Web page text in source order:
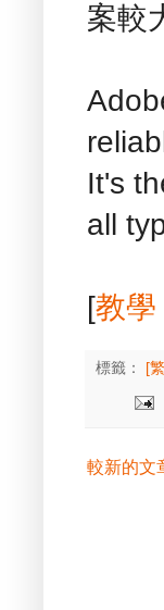
案較
It's
all
[教學
標籤： [
較新的文